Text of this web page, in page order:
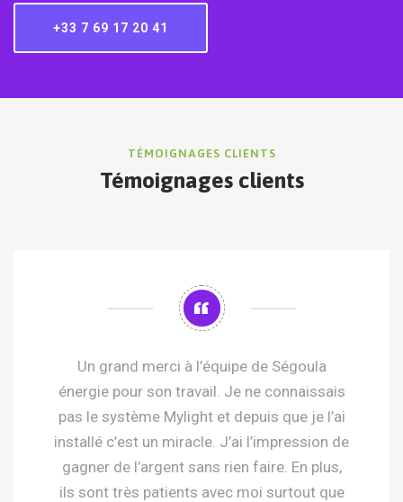
+33 7 69 17 20 41
TÉMOIGNAGES CLIENTS
Témoignages clients
Un grand merci à l’équipe de Ségoula
énergie pour son travail. Je ne connaissais
pas le système Mylight et depuis que je l’ai
installé c’est un miracle. J’ai l’impression de
gagner de l’argent sans rien faire. En plus,
ils sont très patients avec moi surtout que